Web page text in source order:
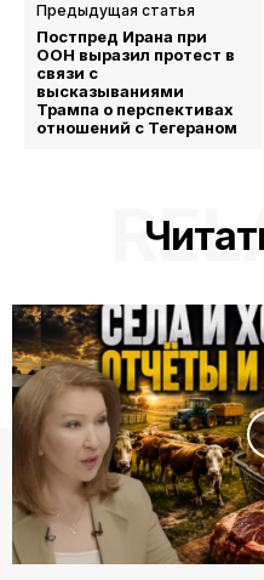
Предыдущая статья
Постпред Ирана при
ООН выразил протест в
связи с
высказываниями
Трампа о перспективах
отношений с Тегераном